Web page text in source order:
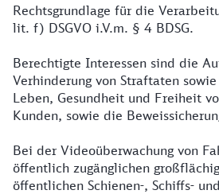
Rechtsgrundlage für die
lit. f) DSGVO i.V.m. § 4 BDSG.
Berechtigte Interessen sind die
Verhinderung von Straftaten
Leben, Gesundheit und Freiheit
Kunden, sowie die
Bei der Videoüberwachung von
öffentlich zugänglichen
öffentlichen Schienen-, Schiffs-